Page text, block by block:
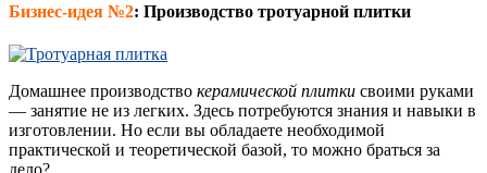
Бизнес-идея №2: Производство тротуарной плитки
Домашнее производство керамической плитки своими руками
— занятие не из легких. Здесь потребуются знания и навыки в
изготовлении. Но если вы обладаете необходимой
практической и теоретической базой, то можно браться за
дело?.